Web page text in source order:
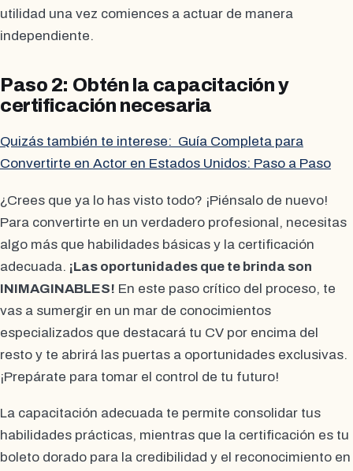
utilidad una vez comiences a actuar de manera
independiente.
Paso 2: Obtén la capacitación y
certificación necesaria
Quizás también te interese: Guía Completa para
Convertirte en Actor en Estados Unidos: Paso a Paso
¿Crees que ya lo has visto todo? ¡Piénsalo de nuevo!
Para convertirte en un verdadero profesional, necesitas
algo más que habilidades básicas y la certificación
adecuada. ¡Las oportunidades que te brinda son
INIMAGINABLES! En este paso crítico del proceso, te
vas a sumergir en un mar de conocimientos
especializados que destacará tu CV por encima del
resto y te abrirá las puertas a oportunidades exclusivas.
¡Prepárate para tomar el control de tu futuro!
La capacitación adecuada te permite consolidar tus
habilidades prácticas, mientras que la certificación es tu
boleto dorado para la credibilidad y el reconocimiento en